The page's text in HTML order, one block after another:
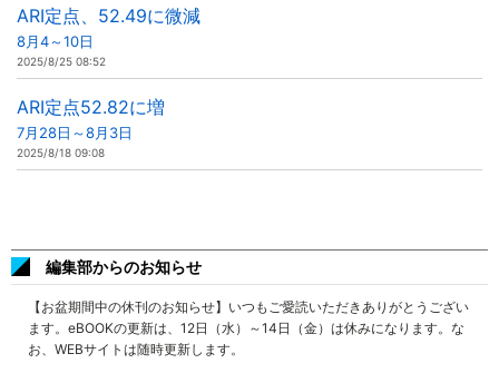
ARI定点、52.49に微減
8月4～10日
2025/8/25 08:52
ARI定点52.82に増
7月28日～8月3日
2025/8/18 09:08
編集部からのお知らせ
【お盆期間中の休刊のお知らせ】いつもご愛読いただきありがとうござい
ます。eBOOKの更新は、12日（水）～14日（金）は休みになります。な
お、WEBサイトは随時更新します。